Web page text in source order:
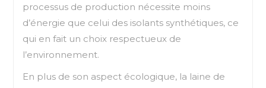
processus de production nécessite moins
d’énergie que celui des isolants synthétiques, ce
qui en fait un choix respectueux de
l’environnement.
En plus de son aspect écologique, la laine de